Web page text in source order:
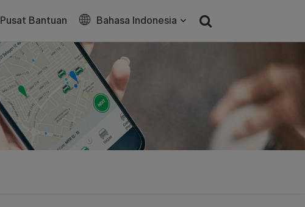
Pusat Bantuan Bahasa Indonesia